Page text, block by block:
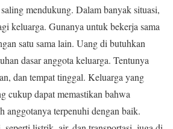
mendukung. Dalam banyak situasi,
keluarga. Gunanya untuk bekerja sama
satu sama lain. Uang di butuhkan
dasar anggota keluarga. Tentunya
dan tempat tinggal. Keluarga yang
cukup dapat memastikan bahwa
anggotanya terpenuhi dengan baik.